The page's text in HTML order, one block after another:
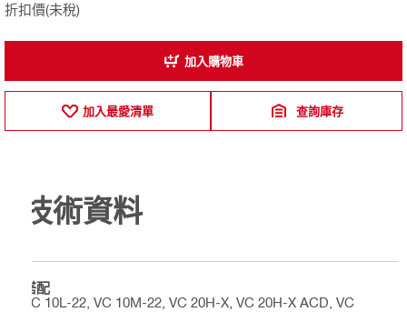
折扣價(未稅)
加入購物車
加入最愛清單 查詢庫存
技術資料
搭配
VC 10L-22, VC 10M-22, VC 20H-X, VC 20H-X ACD, VC